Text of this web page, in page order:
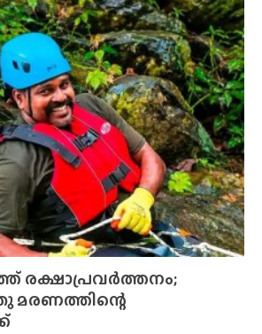
രക്ഷാപ്രവർത്തനം;
മരണത്തിന്റെ